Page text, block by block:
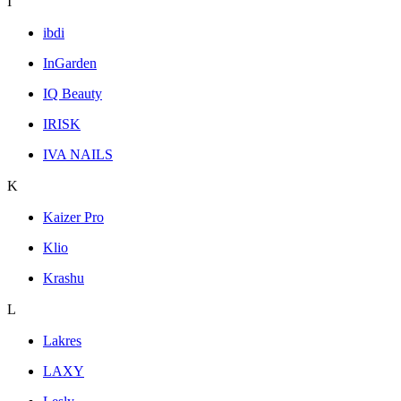
ibdi
InGarden
IQ Beauty
IRISK
IVA NAILS
K
Kaizer Pro
Klio
Krashu
L
Lakres
LAXY